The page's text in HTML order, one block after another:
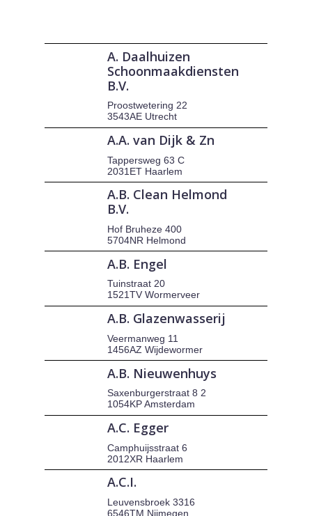
A. Daalhuizen
Schoonmaakdiensten
B.V.
Proostwetering 22
3543AE Utrecht
A.A. van Dijk & Zn
Tappersweg 63 C
2031ET Haarlem
A.B. Clean Helmond
B.V.
Hof Bruheze 400
5704NR Helmond
A.B. Engel
Tuinstraat 20
1521TV Wormerveer
A.B. Glazenwasserij
Veermanweg 11
1456AZ Wijdewormer
A.B. Nieuwenhuys
Saxenburgerstraat 8 2
1054KP Amsterdam
A.C. Egger
Camphuijsstraat 6
2012XR Haarlem
A.C.I.
Leuvensbroek 3316
6546TM Nijmegen